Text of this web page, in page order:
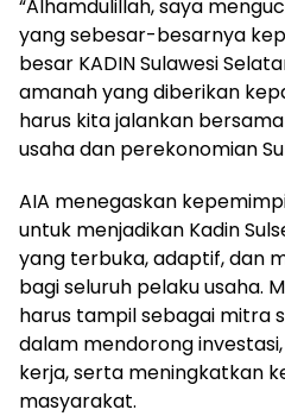
“Alhamdulillah, saya
yang sebesar-besarnya
besar KADIN Sulawesi
amanah yang diberikan
harus kita jalankan
usaha dan perekonomian
AIA menegaskan
untuk menjadikan Kadin
yang terbuka, adaptif, dan
bagi seluruh pelaku usaha.
harus tampil sebagai mitra
dalam mendorong
kerja, serta meningkatkan
masyarakat.